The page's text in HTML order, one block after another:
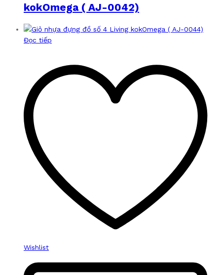
kokOmega ( AJ-0042)
Đọc tiếp
Wishlist